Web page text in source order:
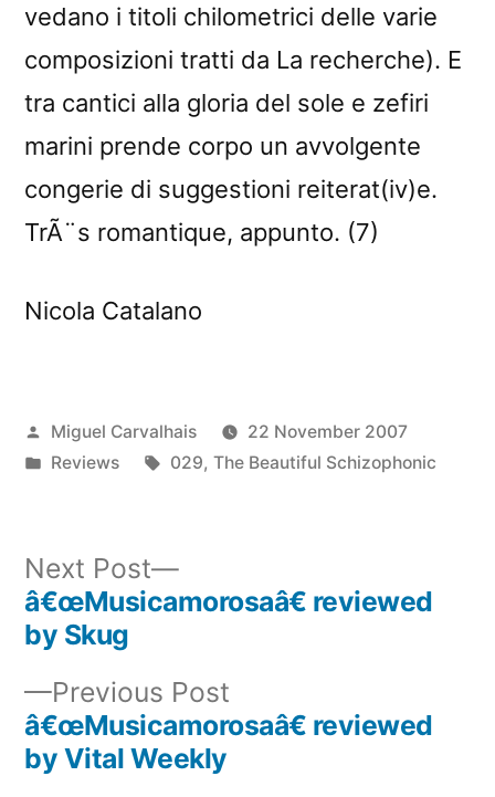
vedano i titoli chilometrici delle varie
composizioni tratti da La recherche). E
tra cantici alla gloria del sole e zefiri
marini prende corpo un avvolgente
congerie di suggestioni reiterat(iv)e.
TrÃ¨s romantique, appunto. (7)
Nicola Catalano
Posted
by
Miguel Carvalhais
22 November 2007
Posted
Reviews Tags:
029, The Beautiful Schizophonic
Post
navigation
Previous Post
post:
â€œMusicamorosaâ€ reviewed
by Vital Weekly
Next Post
Next
post:
â€œMusicamorosaâ€ reviewed
by Skug